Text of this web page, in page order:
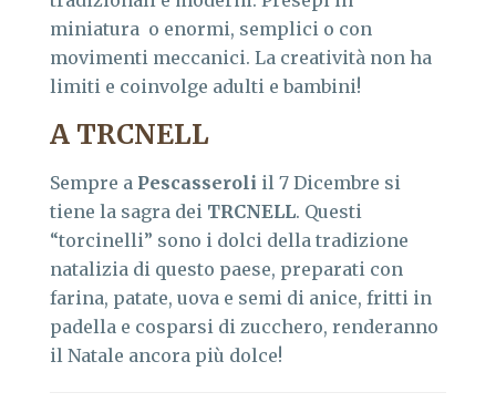
miniatura o enormi, semplici o con
movimenti meccanici. La creatività non ha
limiti e coinvolge adulti e bambini!
A TRCNELL
Sempre a Pescasseroli il 7 Dicembre si
tiene la sagra dei TRCNELL. Questi
“torcinelli” sono i dolci della tradizione
natalizia di questo paese, preparati con
farina, patate, uova e semi di anice, fritti in
padella e cosparsi di zucchero, renderanno
il Natale ancora più dolce!